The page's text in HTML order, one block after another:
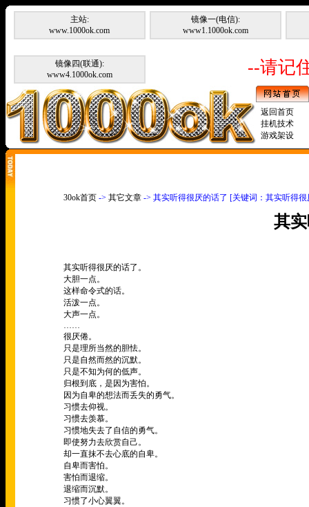
主站:
www.1000ok.com
镜像一(电信):
www1.1000ok.com
镜像四(联通):
www4.1000ok.com
--请记
返回首页
挂机技术
游戏架设
30ok首页 -> 其它文章 -> 其实听得很厌的话了 [关键词：其实听得
其
其实听得很厌的话了。
大胆一点。
这样命令式的话。
活泼一点。
大声一点。
……
很厌倦。
只是理所当然的胆怯。
只是自然而然的沉默。
只是不知为何的低声。
归根到底，是因为害怕。
因为自卑的想法而丢失的勇气。
习惯去仰视。
习惯去羡慕。
习惯地失去了自信的勇气。
即使努力去欣赏自己。
却一直抹不去心底的自卑。
自卑而害怕。
害怕而退缩。
退缩而沉默。
习惯了小心翼翼。